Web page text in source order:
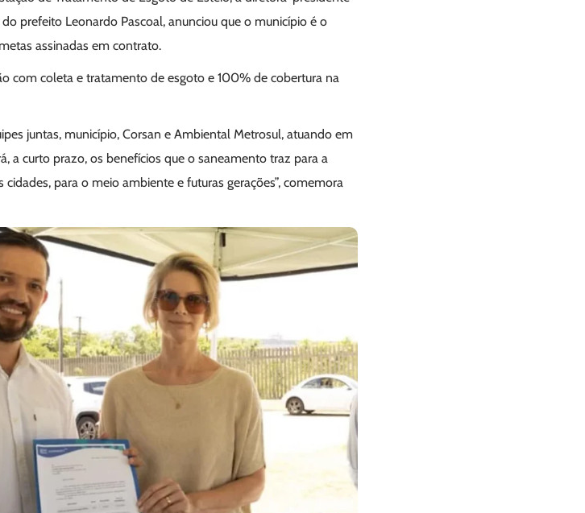
prefeito Leonardo Pascoal, anunciou que o município é o
assinadas em contrato.
com coleta e tratamento de esgoto e 100% de cobertura na
juntas, município, Corsan e Ambiental Metrosul, atuando em
a curto prazo, os benefícios que o saneamento traz para a
para o meio ambiente e futuras gerações”, comemora